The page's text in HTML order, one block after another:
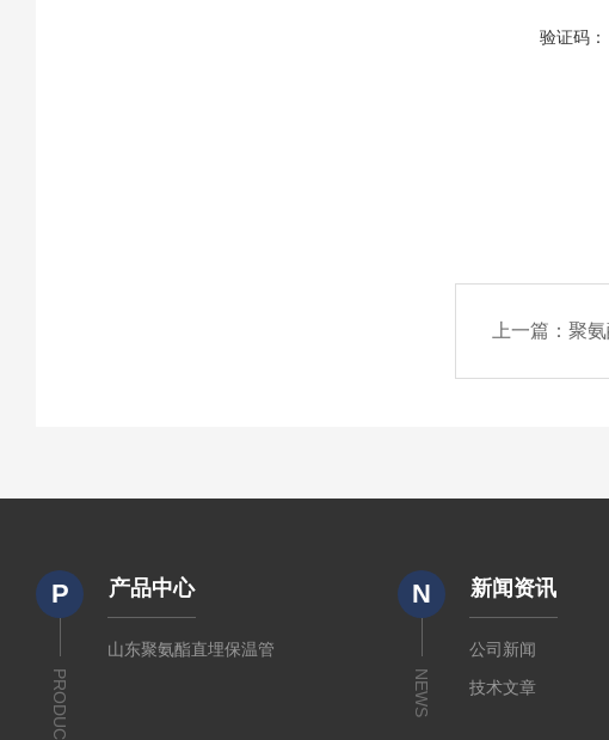
验证码：
上一篇：聚
P
PRODUCTS
产品中心
山东聚氨酯直埋保温管
N
NEWS
新闻资讯
公司新闻
技术文章